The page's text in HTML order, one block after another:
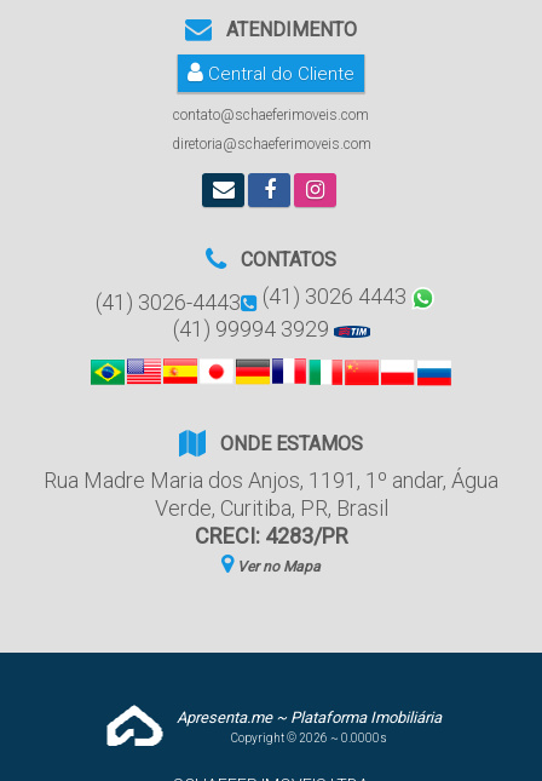
ATENDIMENTO
Central do Cliente
contato@schaeferimoveis.com
diretoria@schaeferimoveis.com
CONTATOS
(41) 3026-4443
(41) 3026 4443
(41) 99994 3929
ONDE ESTAMOS
Rua Madre Maria dos Anjos, 1191 , 1º andar, Água
Verde, Curitiba, PR, Brasil
CRECI: 4283/PR
Ver no Mapa
Apresenta.me ~ Plataforma Imobiliária
Copyright © 2026 ~ 0.0000s